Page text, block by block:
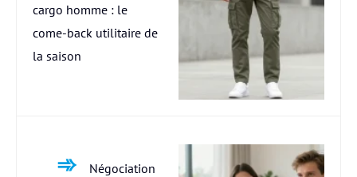
cargo homme : le
come-back utilitaire de
la saison
Négociation